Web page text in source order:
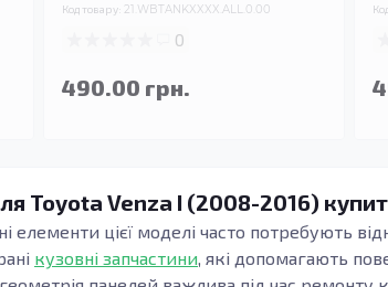
Код товару: 21.WBTANKXXXX.ALL.0.00
0
490.00 грн.
Toyota Venza I (2008-2016)
елементи цієї моделі часто потребують
кузовні запчастини, які допомагають